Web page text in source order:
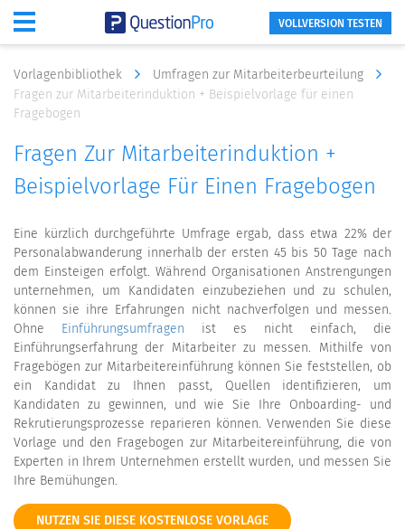
VOLLVERSION TESTEN
Vorlagenbibliothek
Umfragen zur Mitarbeiterbeurteilung
Fragen zur Mitarbeiterinduktion + Beispielvorlage für einen
Fragebogen
Fragen Zur Mitarbeiterinduktion +
Beispielvorlage Für Einen Fragebogen
Eine kürzlich durchgeführte Umfrage ergab, dass etwa 22% der
Personalabwanderung innerhalb der ersten 45 bis 50 Tage nach
dem Einsteigen erfolgt. Während Organisationen Anstrengungen
unternehmen, um Kandidaten einzubeziehen und zu schulen,
können sie ihre Erfahrungen nicht nachverfolgen und messen.
Ohne Einführungsumfragen ist es nicht einfach, die
Einführungserfahrung der Mitarbeiter zu messen. Mithilfe von
Fragebögen zur Mitarbeitereinführung können Sie feststellen, ob
ein Kandidat zu Ihnen passt, Quellen identifizieren, um
Kandidaten zu gewinnen, und wie Sie Ihre Onboarding- und
Rekrutierungsprozesse reparieren können. Verwenden Sie diese
Vorlage und den Fragebogen zur Mitarbeitereinführung, die von
Experten in Ihrem Unternehmen erstellt wurden, und messen Sie
Ihre Bemühungen.
NUTZEN SIE DIESE KOSTENLOSE VORLAGE